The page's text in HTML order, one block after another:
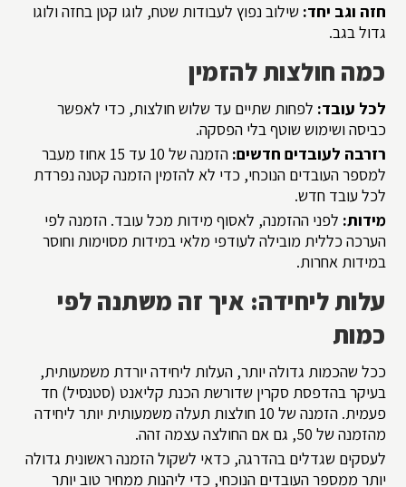
חזה וגב יחד: שילוב נפוץ לעבודות שטח, לוגו קטן בחזה ולוגו
גדול בגב.
כמה חולצות להזמין
לכל עובד: לפחות שתיים עד שלוש חולצות, כדי לאפשר
כביסה ושימוש שוטף בלי הפסקה.
רזרבה לעובדים חדשים:
הזמנה של 10 עד 15 אחוז מעבר
למספר העובדים הנוכחי, כדי לא להזמין הזמנה קטנה נפרדת
לכל עובד חדש.
מידות: לפני ההזמנה, לאסוף מידות מכל עובד. הזמנה לפי
הערכה כללית מובילה לעודפי מלאי במידות מסוימות וחוסר
במידות אחרות.
עלות ליחידה: איך זה משתנה לפי
כמות
ככל שהכמות גדולה יותר, העלות ליחידה יורדת משמעותית,
בעיקר בהדפסת סקרין שדורשת הכנת קליאנט (סטנסיל) חד
פעמית. הזמנה של 10 חולצות תעלה משמעותית יותר ליחידה
מהזמנה של 50, גם אם החולצה עצמה זהה.
לעסקים שגדלים בהדרגה, כדאי לשקול הזמנה ראשונית גדולה
יותר ממספר העובדים הנוכחי, כדי ליהנות ממחיר טוב יותר